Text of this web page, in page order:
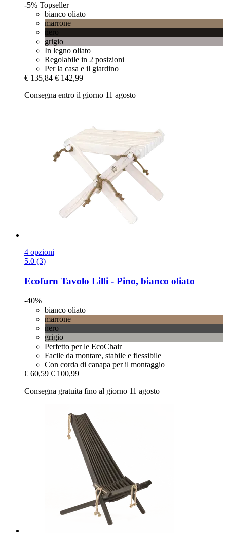
-5% Topseller
bianco oliato
marrone
nero
grigio
In legno oliato
Regolabile in 2 posizioni
Per la casa e il giardino
€ 135,84 € 142,99
Consegna entro il giorno 11 agosto
4 opzioni
5.0 (3)
Ecofurn Tavolo Lilli -​ Pino, bianco oliato
-40%
bianco oliato
marrone
nero
grigio
Perfetto per le EcoChair
Facile da montare, stabile e flessibile
Con corda di canapa per il montaggio
€ 60,59 € 100,99
Consegna gratuita fino al giorno 11 agosto